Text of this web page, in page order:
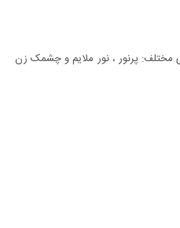
چراغ قوه معمولی (در هر 2 روش استفاده قابلیت تنظیم حالت های مختلف: پرنور ، نور ملایم و چشمک زن